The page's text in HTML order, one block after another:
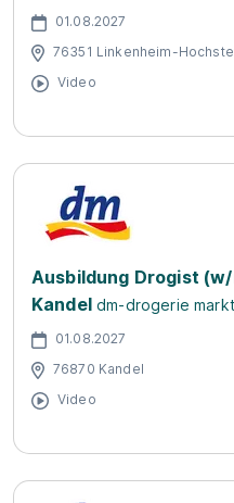
01.08.2027
76351 Linkenheim-
Video
Ausbildung Drogist
Kandel dm-drogerie
01.08.2027
76870 Kandel
Video